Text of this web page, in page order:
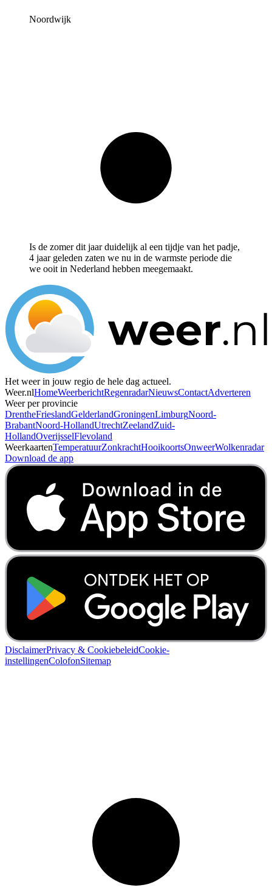
4 jaar geleden zaten we nu in de warmste periode die
we ooit in Nederland hebben meegemaakt.
Het weer in jouw regio de hele dag actueel.
Weer.nlHomeWeerberichtRegenradarNieuws
Weer per provincie
DrentheFrieslandGelderlandGroningenLimburgNoord-
BrabantNoord-Holland
HollandOverijsselFlevoland
Weerkaarten
Zonkracht Hooikoorts Onweer
Download de app